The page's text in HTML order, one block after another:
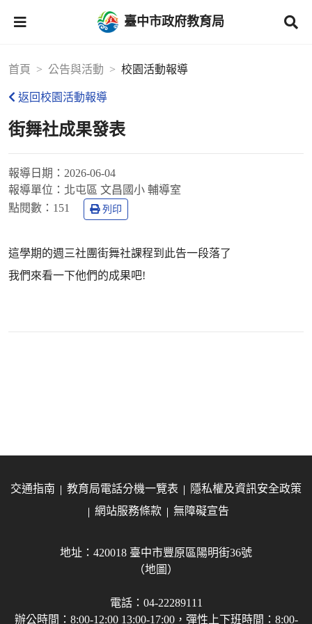
臺中市政府教育局
首頁 公告與活動 校園活動報導
返回校園活動報導
街舞社成果發表
報導日期： 2026-06-04
報導單位： 北屯區 文昌國小 輔導室
點閱數： 151 列印
這學期的週三社團街舞社課程到此告一段落了
我們來看一下他們的成果吧!
交通指南 教育局電話分機一覽表
隱私權及資訊安全政策
網站服務條款
無障礙宣告
地址：420018 臺中市豐原區陽明街36號
（地圖）
電話：04-22289111
辦公時間：8:00-12:00 13:00-17:00，彈性上下班時間：8:00-